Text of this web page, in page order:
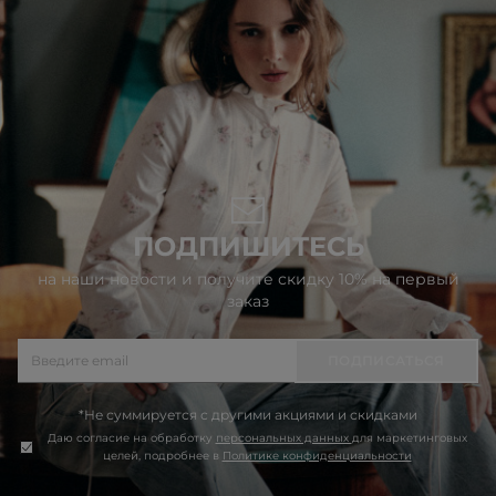
ПОДПИШИТЕСЬ
на наши новости и получите скидку 10% на первый
заказ
*Не суммируется с другими акциями и скидками
Даю согласие на обработку персональных данных для маркетинговых
целей, подробнее в Политике конфиденциальности